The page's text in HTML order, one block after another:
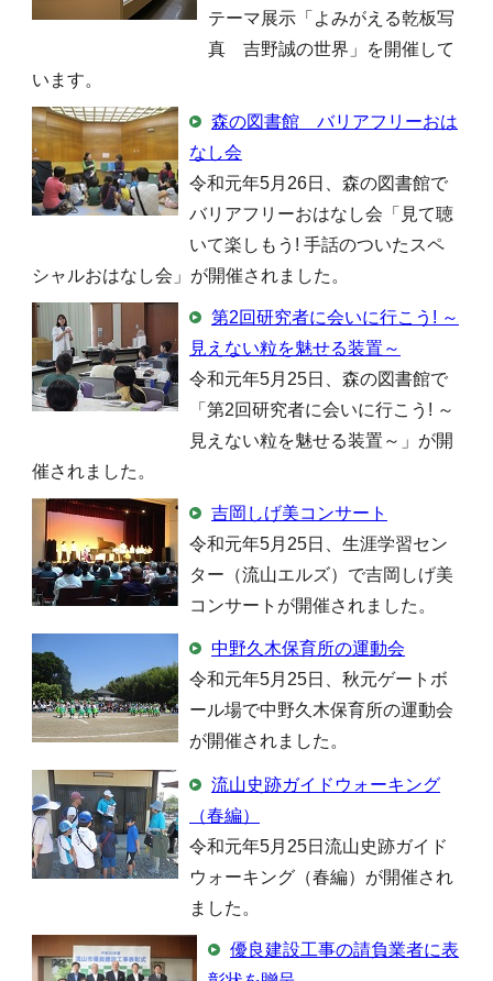
テーマ展示「よみがえる乾板写
真 吉野誠の世界」を開催して
います。
森の図書館 バリアフリーおは
なし会
令和元年5月26日、森の図書館で
バリアフリーおはなし会「見て聴
いて楽しもう! 手話のついたスペ
シャルおはなし会」が開催されました。
第2回研究者に会いに行こう! ～
見えない粒を魅せる装置～
令和元年5月25日、森の図書館で
「第2回研究者に会いに行こう! ～
見えない粒を魅せる装置～」が開
催されました。
吉岡しげ美コンサート
令和元年5月25日、生涯学習セン
ター（流山エルズ）で吉岡しげ美
コンサートが開催されました。
中野久木保育所の運動会
令和元年5月25日、秋元ゲートボ
ール場で中野久木保育所の運動会
が開催されました。
流山史跡ガイドウォーキング
（春編）
令和元年5月25日流山史跡ガイド
ウォーキング（春編）が開催され
ました。
優良建設工事の請負業者に表